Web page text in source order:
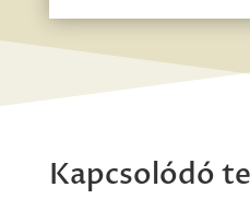
Kapcsolódó